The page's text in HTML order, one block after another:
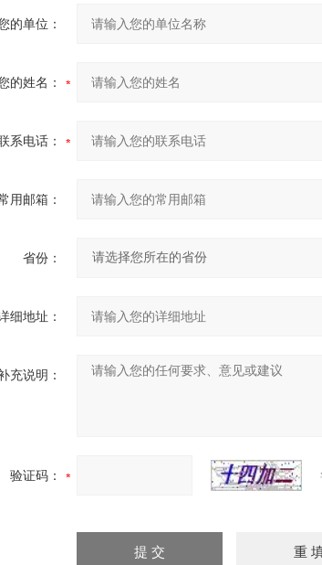
的单位：
的姓名：
系电话：
用邮箱：
省份：
细地址：
充说明：
验证码：